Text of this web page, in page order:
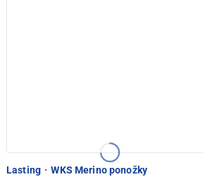
Lasting · WKS Merino ponožky